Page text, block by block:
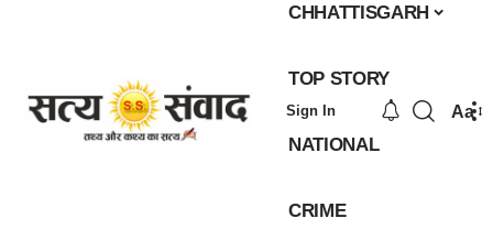
CHHATTISGARH
TOP STORY
NATIONAL
CRIME
Sign In Aa